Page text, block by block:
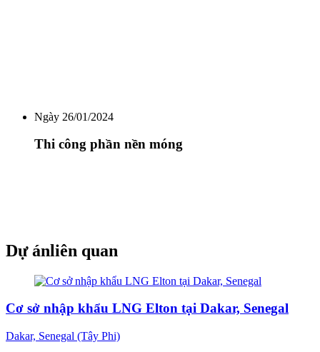
Ngày 26/01/2024
Thi công phần nền móng
Dự ánliên quan
Cơ sở nhập khẩu LNG Elton tại Dakar, Senegal
Dakar, Senegal (Tây Phi)